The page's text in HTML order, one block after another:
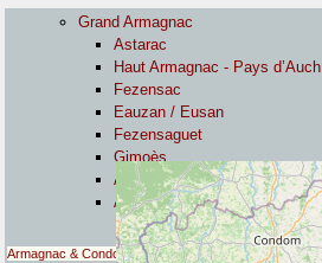
Grand Armagnac
Astarac
Haut Armagnac - Pays d’Auch
Fezensac
Eauzan / Eusan
Fezensaguet
Gimoès
Armagnac & Condomois
Armagnac & Adour
Armagnac & Condomois Gascogne médiane